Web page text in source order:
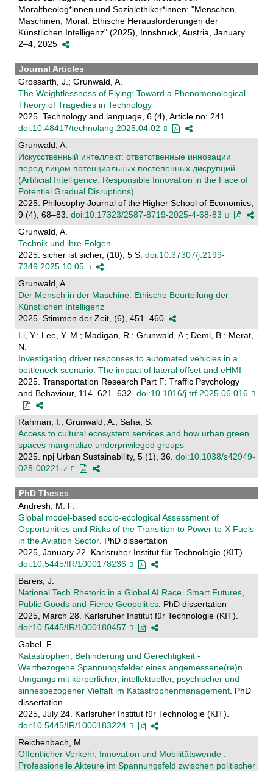
Moraltheolog*innen und Sozialethiker*innen: "Menschen,
Maschinen, Moral: Ethische Herausforderungen der
Künstlichen Intelligenz" (2025), Innsbruck, Austria, January
2–4, 2025
Journal Articles
Grossarth, J.; Grunwald, A.
The Weightlessness of Flying: Toward a Phenomenological
Theory of Tragedies in Technology
2025. Technology and language, 6 (4), Article no: 241.
doi:10.48417/technolang.2025.04.02
Grunwald, A.
Искусственный интеллект: ответственные инновации
перед лицом потенциальных постепенных дисрупций
(Artificial Intelligence: Responsible Innovation in the Face of
Potential Gradual Disruptions)
2025. Philosophy Journal of the Higher School of Economics,
9 (4), 68–83. doi:10.17323/2587-8719-2025-4-68-83
Grunwald, A.
Technik und ihre Folgen
2025. sicher ist sicher, (10), 5 S. doi:10.37307/j.2199-
7349.2025.10.05
Grunwald, A.
Der Mensch in der Maschine. Ethische Beurteilung der
Künstlichen Intelligenz
2025. Stimmen der Zeit, (6), 451–460
Li, Y.; Lee, Y. M.; Madigan, R.; Grunwald, A.; Deml, B.; Merat,
N.
Investigating driver responses to automated vehicles in a
bottleneck scenario: The impact of lateral offset and eHMI
2025. Transportation Research Part F: Traffic Psychology
and Behaviour, 114, 621–632. doi:10.1016/j.trf.2025.06.016
Rahman, I.; Grunwald, A.; Saha, S.
Access to cultural ecosystem services and how urban green
spaces marginalize underprivileged groups
2025. npj Urban Sustainability, 5 (1), 36. doi:10.1038/s42949-
025-00221-z
PhD Theses
Andresh, M. F.
Global model-based socio-ecological Assessment of
Opportunities and Risks of the Transition to Power-to-X Fuels
in the Aviation Sector. PhD dissertation
2025, January 22. Karlsruher Institut für Technologie (KIT).
doi:10.5445/IR/1000178236
Bareis, J.
National Tech Rhetoric in a Global AI Race. Smart Futures,
Public Goods and Fierce Geopolitics. PhD dissertation
2025, March 28. Karlsruher Institut für Technologie (KIT).
doi:10.5445/IR/1000180457
Gabel, F.
Katastrophen, Behinderung und Gerechtigkeit -
Wertbezogene Spannungsfelder eines angemessene(re)n
Umgangs mit körperlicher, intellektueller, psychischer und
sinnesbezogener Vielfalt im Katastrophenmanagement. PhD
dissertation
2025, July 24. Karlsruher Institut für Technologie (KIT).
doi:10.5445/IR/1000183224
Reichenbach, M.
Öffentlicher Verkehr, Innovation und Mobilitätswende :
Professionelle Akteure im Spannungsfeld zwischen politischer